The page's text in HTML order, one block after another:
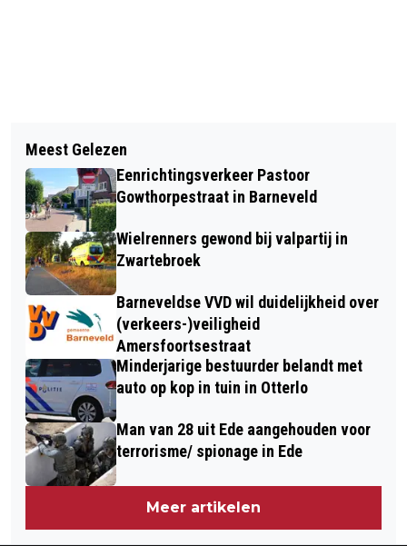
HET WEER IN BARNEVELD
GA MEE OP GRUTTO EXCURSIE IN DE
BINNENVELDSE HOOILANDEN
Meest Gelezen
Eenrichtingsverkeer Pastoor
Gowthorpestraat in Barneveld
Wielrenners gewond bij valpartij in
Zwartebroek
Barneveldse VVD wil duidelijkheid over
(verkeers-)veiligheid
Amersfoortsestraat
Minderjarige bestuurder belandt met
auto op kop in tuin in Otterlo
Man van 28 uit Ede aangehouden voor
terrorisme/ spionage in Ede
Meer artikelen